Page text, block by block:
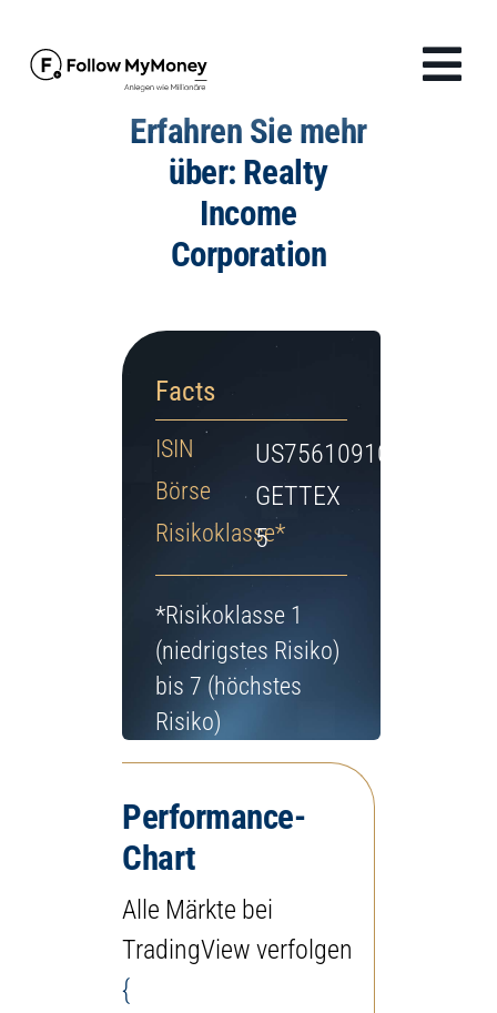
Inhalt
Erfahren Sie mehr
über: Realty
Income
Corporation
Facts
ISIN US7561091049
Börse GETTEX
Risikoklasse*
5
*Risikoklasse 1
(niedrigstes Risiko)
bis 7 (höchstes
Risiko)
Performance-
Chart
Alle Märkte bei
TradingView verfolgen
{